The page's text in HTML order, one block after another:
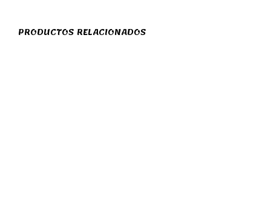
PRODUCTOS RELACIONADOS